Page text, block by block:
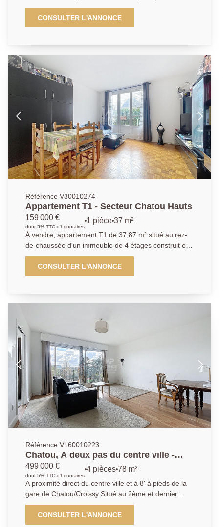
Cloud, T2 et M10) et des commodités, appartement
situé au calme et sans vis-à -vis, fonctionnel avec
rangements se compose d'une entrée, d'un grand
4.28m²et de toilettes séparées. Un cave complète ce
bien. Possibilité d'acquéreur un garage fermé en sus
du prix pour 25000€.
CONSULTER L'ANNONCE
Référence V30010274
Appartement T1 - Secteur Chatou Hauts
159 000 €
dont 5% TTC d'honoraires
1 pièce 37 m²
À vendre, appartement T1 de 37,87 m² situé au rez-
de-chaussée d'un immeuble de 4 étages construit en
1960, dans le secteur prisé de Chatou Hauts, exposé
à l'ouest. Ce bien sécurisé comprend une cuisine
indépendante, un séjour lumineux de 16,45 m², une
tout à l'égout. Une cave est également incluse.
L'immeuble dispose d'un gardien pour plus de
sécurité.
CONSULTER L'ANNONCE
Référence V160010223
Chatou, A deux pas du centre ville -
Appartement 3 chambres
499 000 €
dont 5% TTC d'honoraires
4 pièces 78 m²
A proximité direct du centre ville et à 8' à pieds de la
gare de Chatou/Croissy Situé au 2ème et dernier
étage, cet appartement de 4 pièces se compose d'un
séjour ouvrant sur un large balcon avec une vue
dégagée sur la Seine, une cuisine indépendante, 3
CONSULTER L'ANNONCE